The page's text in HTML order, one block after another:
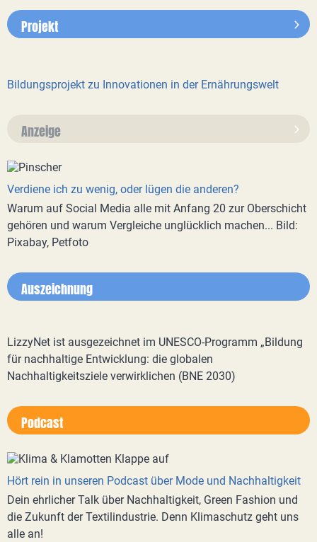
Projekt
Bildungsprojekt zu Innovationen in der Ernährungswelt
Anzeige
Verdiene ich zu wenig, oder lügen die anderen?
Warum auf Social Media alle mit Anfang 20 zur Oberschicht
gehören und warum Vergleiche unglücklich machen... Bild:
Pixabay, Petfoto
Auszeichnung
LizzyNet ist ausgezeichnet im UNESCO-Programm „Bildung
für nachhaltige Entwicklung: die globalen
Nachhaltigkeitsziele verwirklichen (BNE 2030)
Podcast
Hört rein in unseren Podcast über Mode und Nachhaltigkeit
Dein ehrlicher Talk über Nachhaltigkeit, Green Fashion und
die Zukunft der Textilindustrie. Denn Klimaschutz geht uns
alle an!